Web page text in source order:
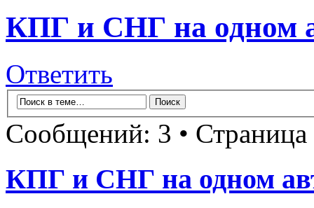
КПГ и СНГ на одном
Ответить
Сообщений: 3 • Страница
КПГ и СНГ на одном